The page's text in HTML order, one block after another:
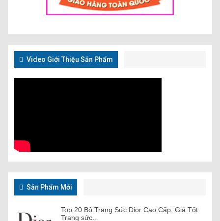
Video Giới Thiệu Sản Phẩm
Sản Phẩm Mới
Top 20 Bộ Trang Sức Dior Cao Cấp, Giá Tốt
Trang sức…